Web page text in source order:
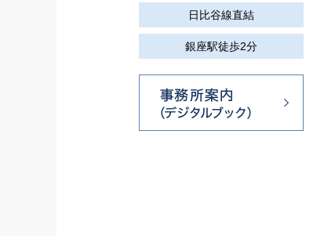
日比谷線直結
銀座駅徒歩2分